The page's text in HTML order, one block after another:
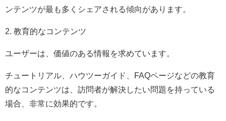
ンテンツが最も多くシェアされる傾向があります。
2. 教育的なコンテンツ
ユーザーは、価値のある情報を求めています。
チュートリアル、ハウツーガイド、FAQページなどの教育
的なコンテンツは、訪問者が解決したい問題を持っている
場合、非常に効果的です。